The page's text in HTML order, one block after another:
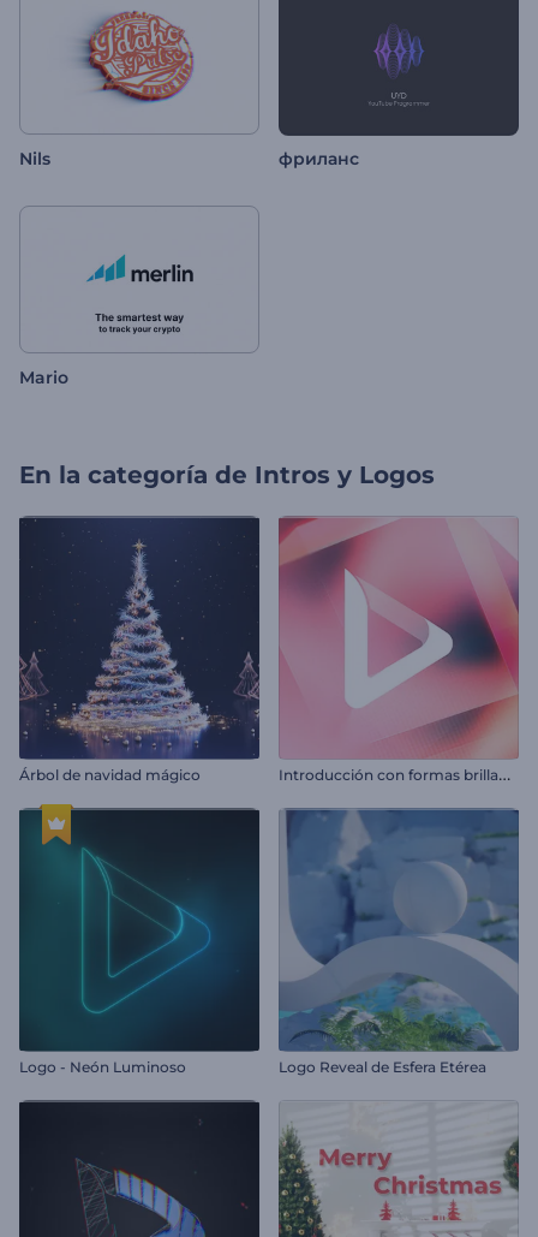
Nils фриланс
Mario
En la categoría de Intros y Logos
Árbol de navidad mágico I
ntroducción con formas brillantes
Logo - Neón Luminoso Logo Reveal de Esfera Etérea